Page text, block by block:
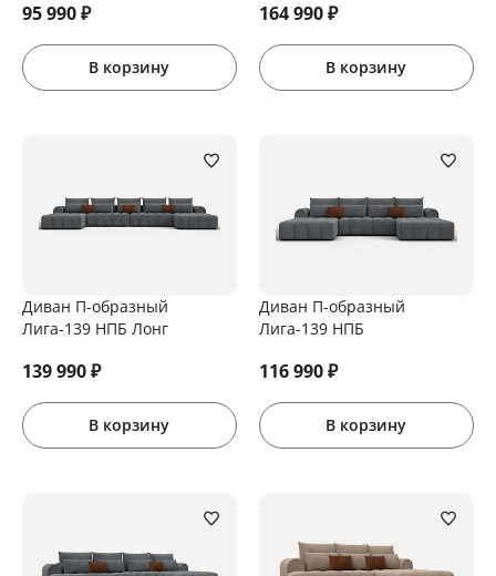
95 990₽
В корзину
164 990₽
В корзину
Диван П-образный
Лига-139 НПБ Лонг
139 990₽
В корзину
Диван П-образный
Лига-139 НПБ
116 990₽
В корзину